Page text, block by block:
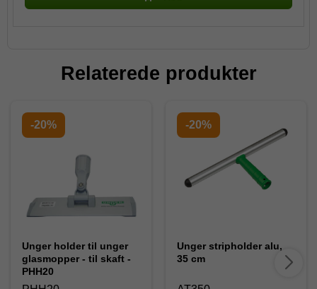
Relaterede produkter
-20%
Unger holder til unger
glasmopper - til skaft -
PHH20
-20%
Unger stripholder alu,
35 cm